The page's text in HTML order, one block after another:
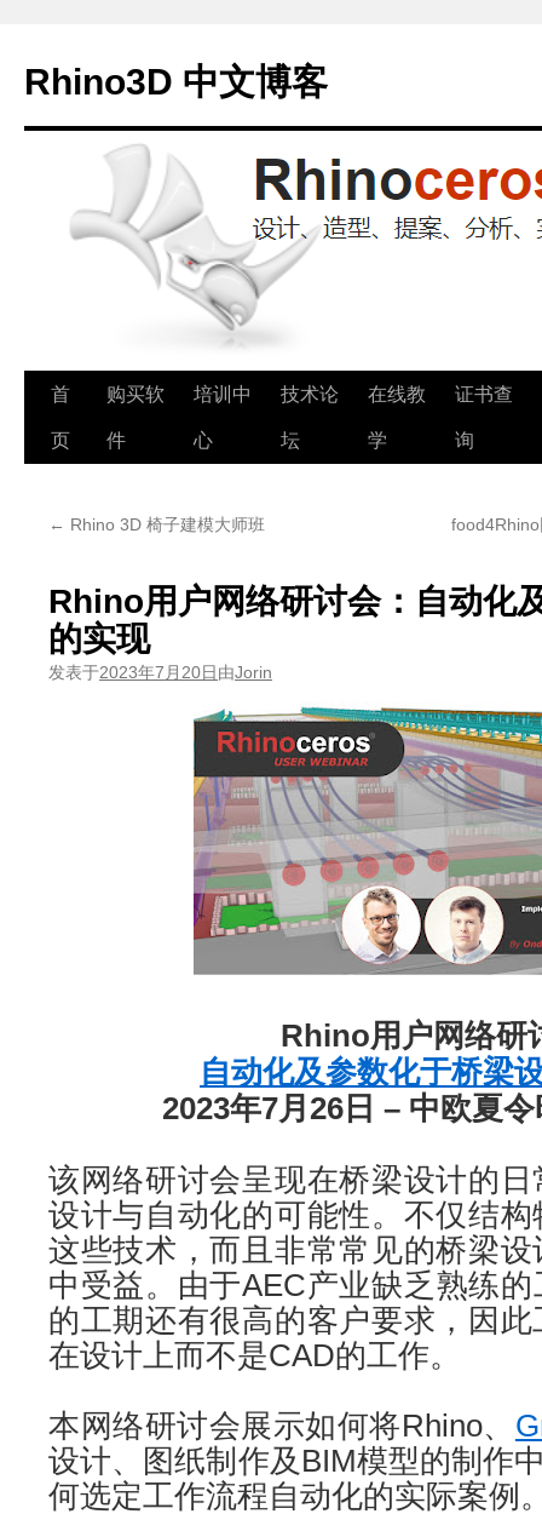
Rhino3D 中文博客
跳
至
首
页
购买软
件
培训中
心
技术论
坛
在线教
学
证书查
询
← Rhino 3D 椅子建模大师班
Rhino用户网络研讨会：自动化
的实现
发表于2023年7月20日由Jorin
Rhino用户网络研
自动化及参数化于桥梁
2023年7月26日 – 中欧夏
该网络研讨会呈现在桥梁设计的
设计与自动化的可能性。不仅结
这些技术，而且非常常见的桥梁
中受益。由于AEC产业缺乏熟练
的工期还有很高的客户要求，因
在设计上而不是CAD的工作。
本网络研讨会展示如何将Rhino、
设计、图纸制作及BIM模型的制作
何选定工作流程自动化的实际案例